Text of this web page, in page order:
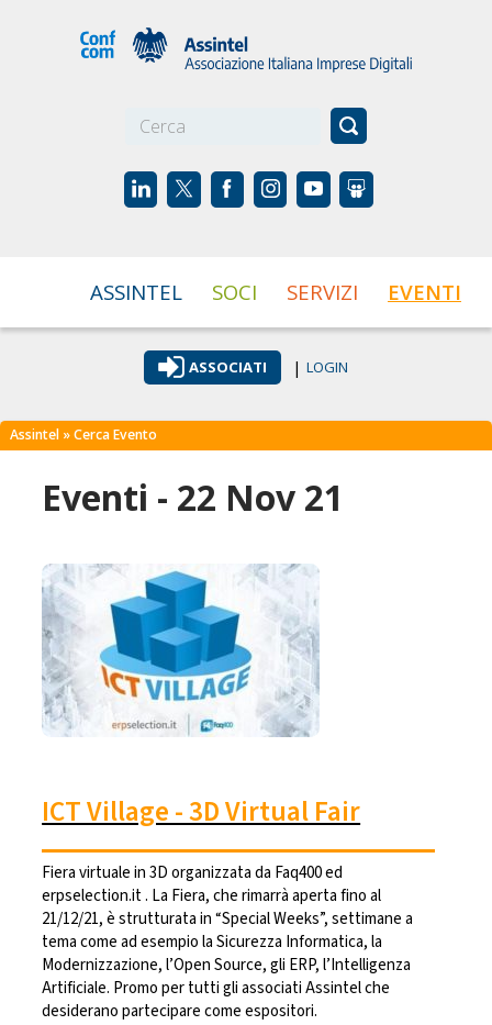
ASSINTEL SOCI SERVIZI EVENTI
ASSOCIATI | LOGIN
Assintel » Cerca Evento
Eventi - 22 Nov 21
ICT Village - 3D Virtual Fair
Fiera virtuale in 3D organizzata da Faq400 ed
erpselection.it . La Fiera, che rimarrà aperta fino al
21/12/21, è strutturata in “Special Weeks”, settimane a
tema come ad esempio la Sicurezza Informatica, la
Modernizzazione, l’Open Source, gli ERP, l’Intelligenza
Artificiale. Promo per tutti gli associati Assintel che
desiderano partecipare come espositori.